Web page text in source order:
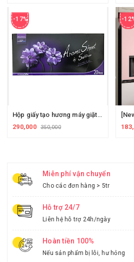
-17%
Hộp giấy tạo hương máy giặt LG Styler - Hương hoa nhài
290,000
350,000
-
Miễn phí vận chuyển
Cho các đơn hàng > 5tr
Hỗ trợ 24/7
Liên hệ hỗ trợ 24h/ngày
Hoàn tiền 100%
Nếu sản phẩm bị lỗi, hư hỏng